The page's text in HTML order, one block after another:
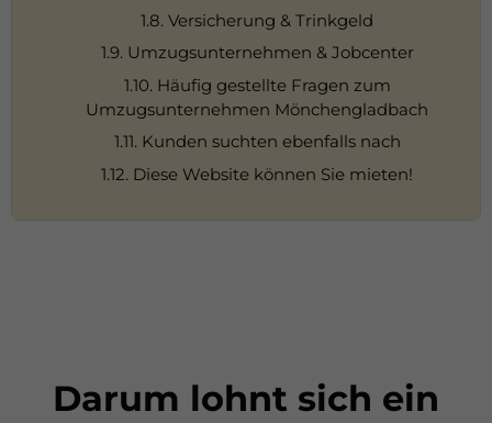
1.8. Versicherung & Trinkgeld
1.9. Umzugsunternehmen & Jobcenter
1.10. Häufig gestellte Fragen zum
Umzugsunternehmen Mönchengladbach
1.11. Kunden suchten ebenfalls nach
1.12. Diese Website können Sie mieten!
Darum lohnt sich ein